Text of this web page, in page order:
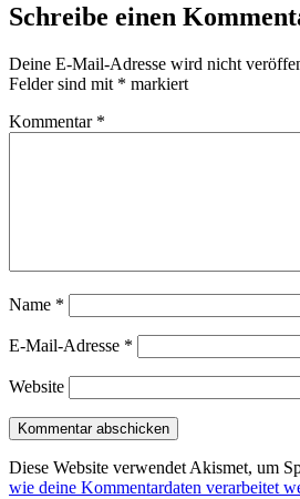
Schreibe einen
Deine E-Mail-Adresse wird nicht
Felder sind mit * markiert
Kommentar *
Name *
E-Mail-Adresse *
Website
Diese Website verwendet Akismet, um
wie deine Kommentardaten verarbeitet